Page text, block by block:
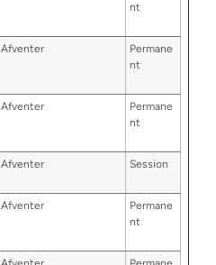
nt
Afventer
Permane
nt
Afventer
Permane
nt
Afventer Session
Afventer
Permane
nt